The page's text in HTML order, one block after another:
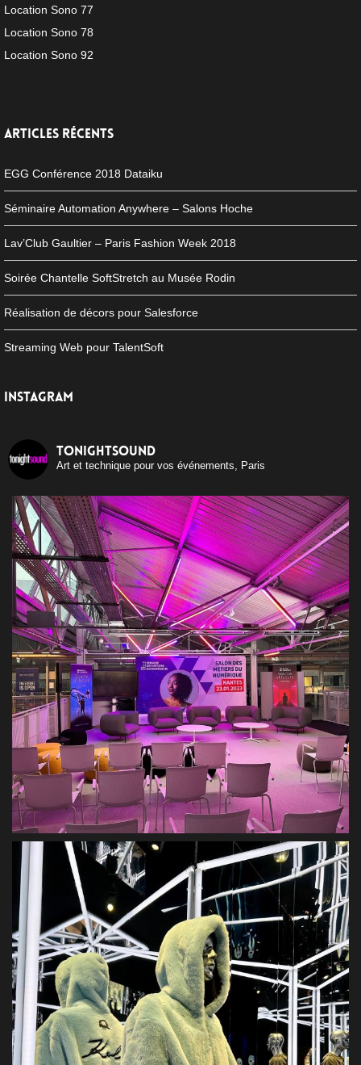
Location Sono 77
Location Sono 78
Location Sono 92
ARTICLES RÉCENTS
EGG Conférence 2018 Dataiku
Séminaire Automation Anywhere – Salons Hoche
Lav’Club Gaultier – Paris Fashion Week 2018
Soirée Chantelle SoftStretch au Musée Rodin
Réalisation de décors pour Salesforce
Streaming Web pour TalentSoft
INSTAGRAM
tonightsound
Art et technique pour vos événements, Paris